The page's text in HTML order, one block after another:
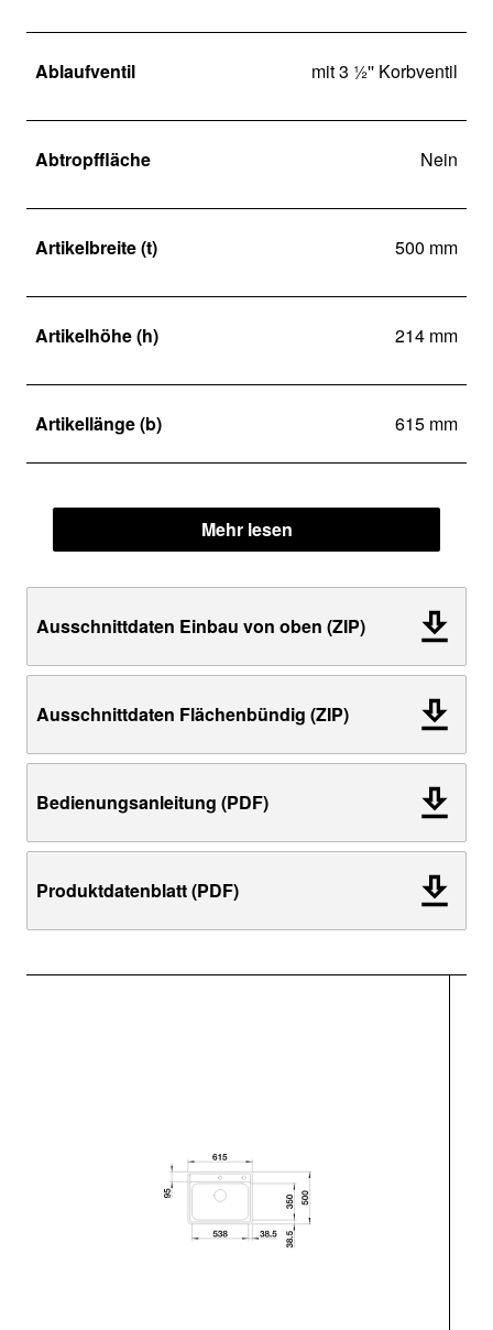
Ablaufventil mit 3 ½'' Korbventil
Abtropffläche Nein
Artikelbreite (t) 500 mm
Artikelhöhe (h) 214 mm
Artikellänge (b) 615 mm
Mehr lesen
Ausschnittdaten Einbau von oben (ZIP)
Ausschnittdaten Flächenbündig (ZIP)
Bedienungsanleitung (PDF)
Produktdatenblatt (PDF)